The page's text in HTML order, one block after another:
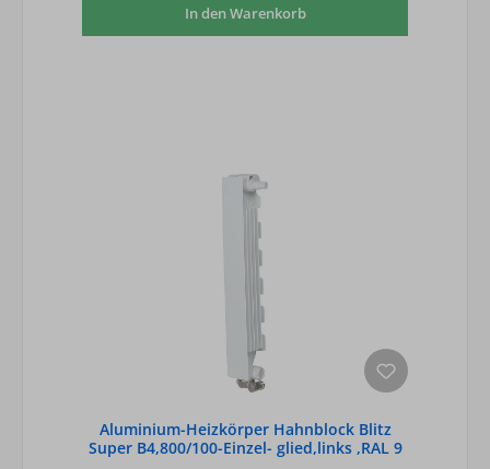
In den Warenkorb
Aluminium-Heizkörper Hahnblock Blitz
Super B4,800/100-Einzel- glied,links ,RAL 9